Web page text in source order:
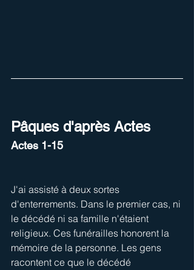
Pâques d'après Actes
Actes 1-15
J'ai assisté à deux sortes
d'enterrements. Dans le premier cas, ni
le décédé ni sa famille n'étaient
religieux. Ces funérailles honorent la
mémoire de la personne. Les gens
racontent ce que le décédé